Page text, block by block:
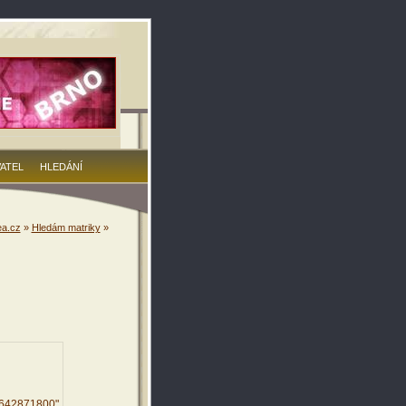
HLEDÁNÍ
» Hledám matriky»